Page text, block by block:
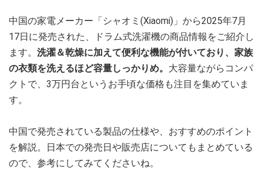
中国の家電メーカー「シャオミ(Xiaomi)」から2025年7月
17日に発売された、ドラム式洗濯機の商品情報をご紹介し
ます。 洗濯＆乾燥に加えて便利な機能が付いており、家族
の衣類を洗えるほど容量しっかりめ。 大容量ながらコンパ
クトで、3万円台というお手頃な価格も注目を集めていま
す。
中国で発売されている製品の仕様や、おすすめのポイント
を解説。日本での発売日や販売店についてもまとめている
ので、参考にしてみてくださいね。